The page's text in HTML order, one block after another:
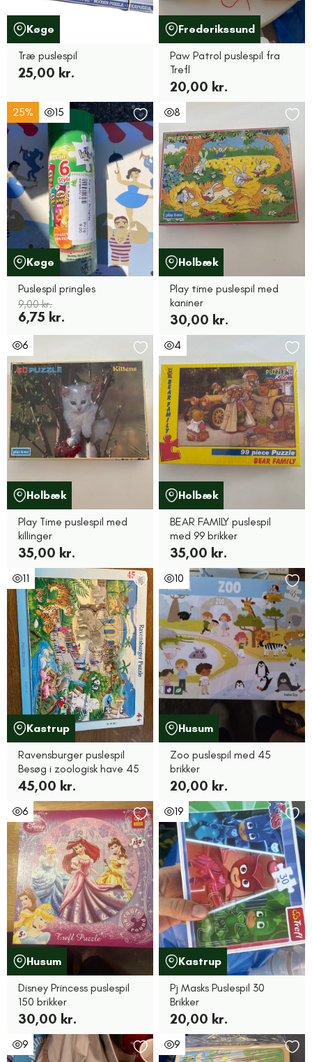
Køge
Træ puslespil
25,00 kr.
Frederikssund
Paw Patrol puslespil fra
Trefl
20,00 kr.
25% 15
Køge
Puslespil pringles
9,00 kr.
6,75 kr.
8
Holbæk
Play time puslespil med
kaniner
30,00 kr.
6
Holbæk
Play Time puslespil med
killinger
35,00 kr.
4
Holbæk
BEAR FAMILY puslespil
med 99 brikker
35,00 kr.
11
Kastrup
Ravensburger puslespil
Besøg i zoologisk have 45
45,00 kr.
10
Husum
Zoo puslespil med 45
brikker
20,00 kr.
6
Husum
Disney Princess puslespil
150 brikker
30,00 kr.
19
Kastrup
Pj Masks Puslespil 30
Brikker
20,00 kr.
9 9